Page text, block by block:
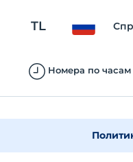
TL
Номера по часам